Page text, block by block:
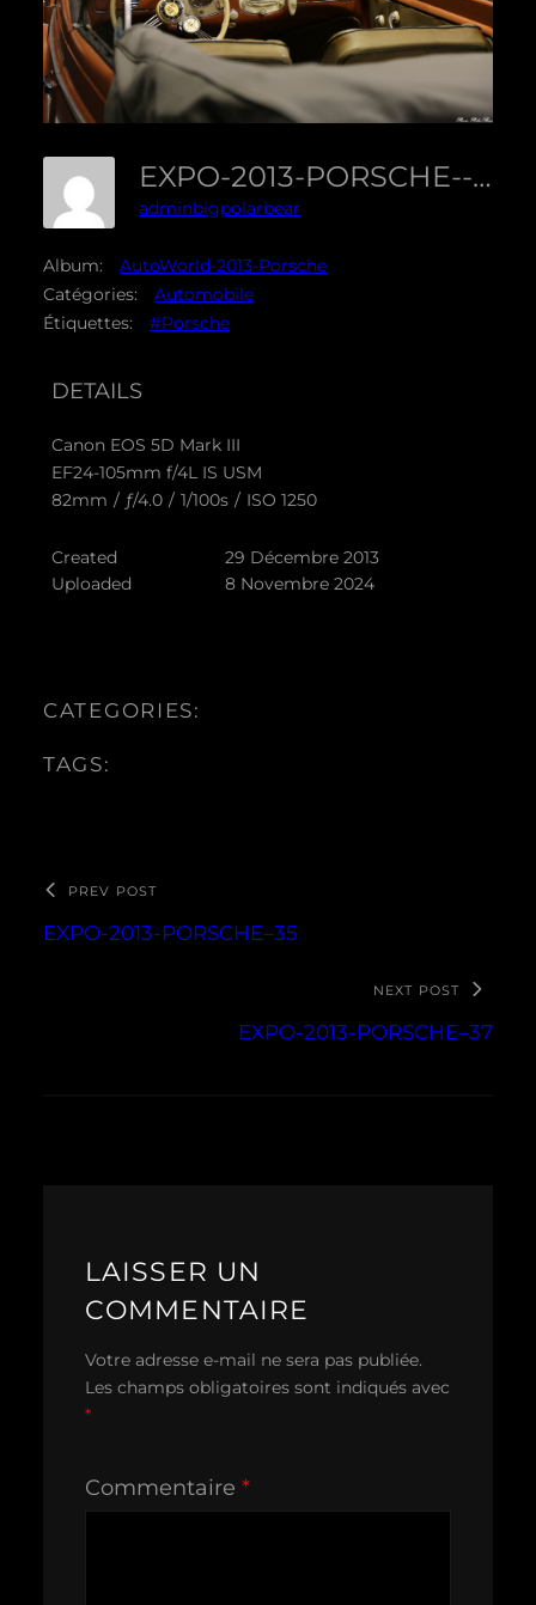
EXPO-2013-PORSCHE--36
adminbigpolarbear
Album:
AutoWorld-2013-Porsche
Catégories:
Automobile
Étiquettes:
#Porsche
DETAILS
Canon EOS 5D Mark III
EF24-105mm f/4L IS USM
82mm / ƒ/4.0 / 1/100s / ISO 1250
Created
29 Décembre 2013
Uploaded
8 Novembre 2024
CATEGORIES:
TAGS:
PREV POST
EXPO-2013-PORSCHE–35
NEXT POST
EXPO-2013-PORSCHE–37
LAISSER UN
COMMENTAIRE
Votre adresse e-mail ne sera pas publiée.
Les champs obligatoires sont indiqués avec
*
Commentaire *